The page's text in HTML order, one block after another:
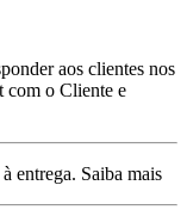
aos clientes nos
com o Cliente e
entrega. Saiba mais